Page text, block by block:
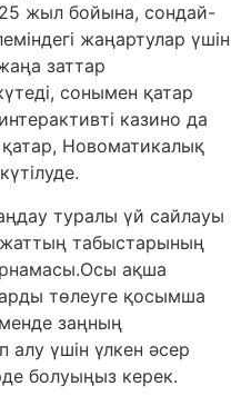
жыл бойына, сондай-
жаңартулар үшін
заттар
сонымен қатар
казино да
Новоматикалық
туралы үй сайлауы
табыстарының
ақша
төлеуге қосымша
заңның
үшін үлкен әсер
болуыңыз керек.